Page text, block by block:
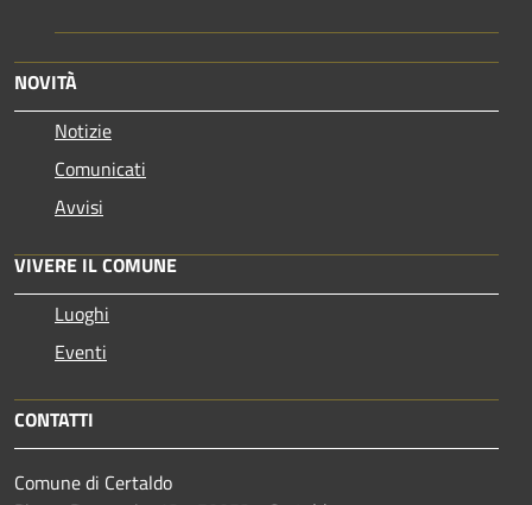
NOVITÀ
Notizie
Comunicati
Avvisi
VIVERE IL COMUNE
Luoghi
Eventi
CONTATTI
Comune di Certaldo